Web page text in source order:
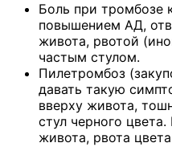
Боль при тромбозе
повышением АД,
живота, рвотой
частым стулом.
Пилетромбоз
давать такую
вверху живота,
стул черного
живота, рвота